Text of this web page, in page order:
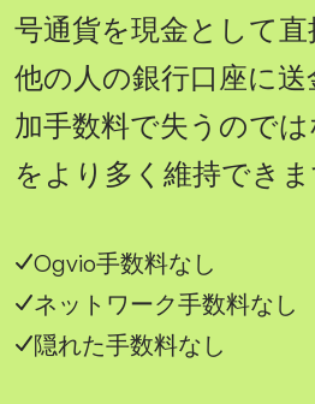
号通貨を現金として
他の人の銀行口座に
加手数料で失うので
をより多く維持できま
Ogvio手数料なし
ネットワーク手数料なし
隠れた手数料なし